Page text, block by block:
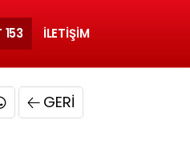
153 İLETIŞIM
GERI